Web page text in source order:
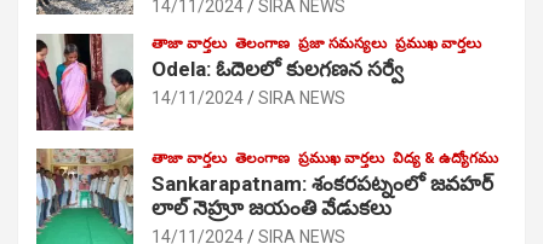
14/11/2024 SIRA NEWS
తాజా వార్తలు తెలంగాణ ప్రజా సమస్యలు ప్రముఖ వార్తలు
Odela: ఓదెలలో కులగణన సర్వే
14/11/2024 SIRA NEWS
తాజా వార్తలు తెలంగాణ ప్రముఖ వార్తలు విద్య & ఉద్యోగము
Sankarapatnam: శంకరపట్నంలో జవహర్
లాల్ నెహ్రూ జయంతి వేడుకలు
14/11/2024 SIRA NEWS